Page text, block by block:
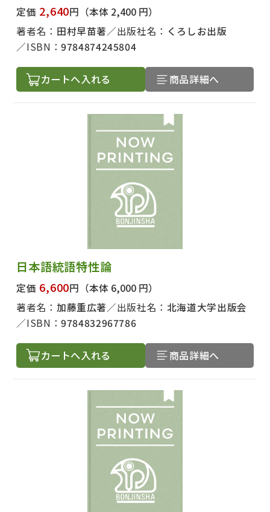
定価 2,640円 （本体 2,400 円）
著者名： 田村早苗著 出版社名： くろしお出版
ISBN：9784874245804
カートへ入れる 商品詳細へ
日本語統語特性論
定価 6,600円 （本体 6,000 円）
著者名： 加藤重広著 出版社名： 北海道大学出版会
ISBN：9784832967786
カートへ入れる 商品詳細へ